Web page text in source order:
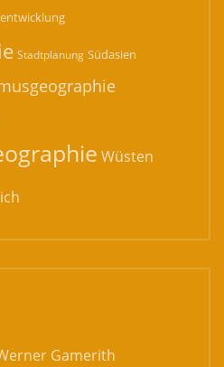
Stadtplanung Südasien
Wüsten
Gamerith